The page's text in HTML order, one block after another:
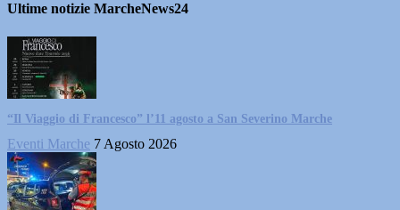
Ultime notizie MarcheNews24
“Il Viaggio di Francesco” l’11 agosto a San Severino Marche
Eventi Marche 7 Agosto 2026